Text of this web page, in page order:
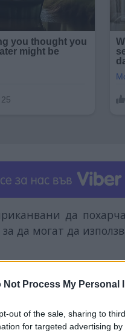
Not Process My Personal
out of the sale, sharing to
for targeted advertising
да
да могат да